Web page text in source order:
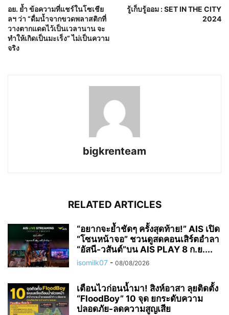
อย. ย้ำ ข้อความที่แชร์ในโซเชีย
ลฯ ว่า “ดื่มน้ำจากขวดพลาสติกที่
วางตากแดดไว้เป็นเวลานาน จะ
ทำให้เกิดเป็นมะเร็ง” ไม่เป็นความ
จริง
รู้เก็บรู้ออม : SET IN THE CITY
2024
bigkrenteam
RELATED ARTICLES
“อยากจะย้ำชัดๆ ครั้งสุดท้าย!” AIS เปิด
“โซนหน้าจอ” ชวนดูสดคอนเสิร์ตอำลา
“อัสนี-วสันต์”บน AIS PLAY 8 ก.ย....
isomilk07 - 08/08/2026
เตือนไวก่อนน้ำมา! สิงห์อาสา ลุยติดตั้ง
“FloodBoy” 10 จุด ยกระดับความ
ปลอดภัย-ลดความสูญเสีย